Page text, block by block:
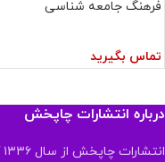
فرهنگ جامعه شناسی
تماس بگیرید
درباره انتشارات چاپخش